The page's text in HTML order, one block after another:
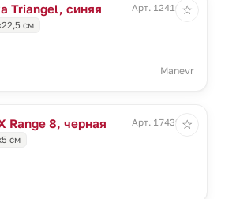
Triangel, синяя
Арт. 12416.44
см
Manevr
☆
Range 8, черная
Арт. 17439.30
см
☆